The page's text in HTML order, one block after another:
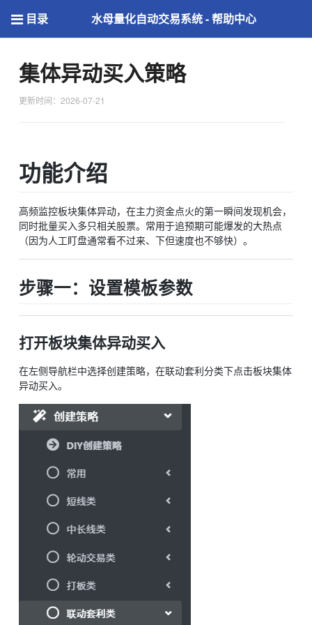
目录 水母量化自动交易系统 - 帮助中心
集体异动买入策略
更新时间：2026-07-21
功能介绍
高频监控板块集体异动，在主力资金点火的第一瞬间发现机会，
同时批量买入多只相关股票。常用于追预期可能爆发的大热点
（因为人工盯盘通常看不过来、下但速度也不够快）。
步骤一：设置模板参数
打开板块集体异动买入
在左侧导航栏中选择创建策略，在联动套利分类下点击板块集体
异动买入。